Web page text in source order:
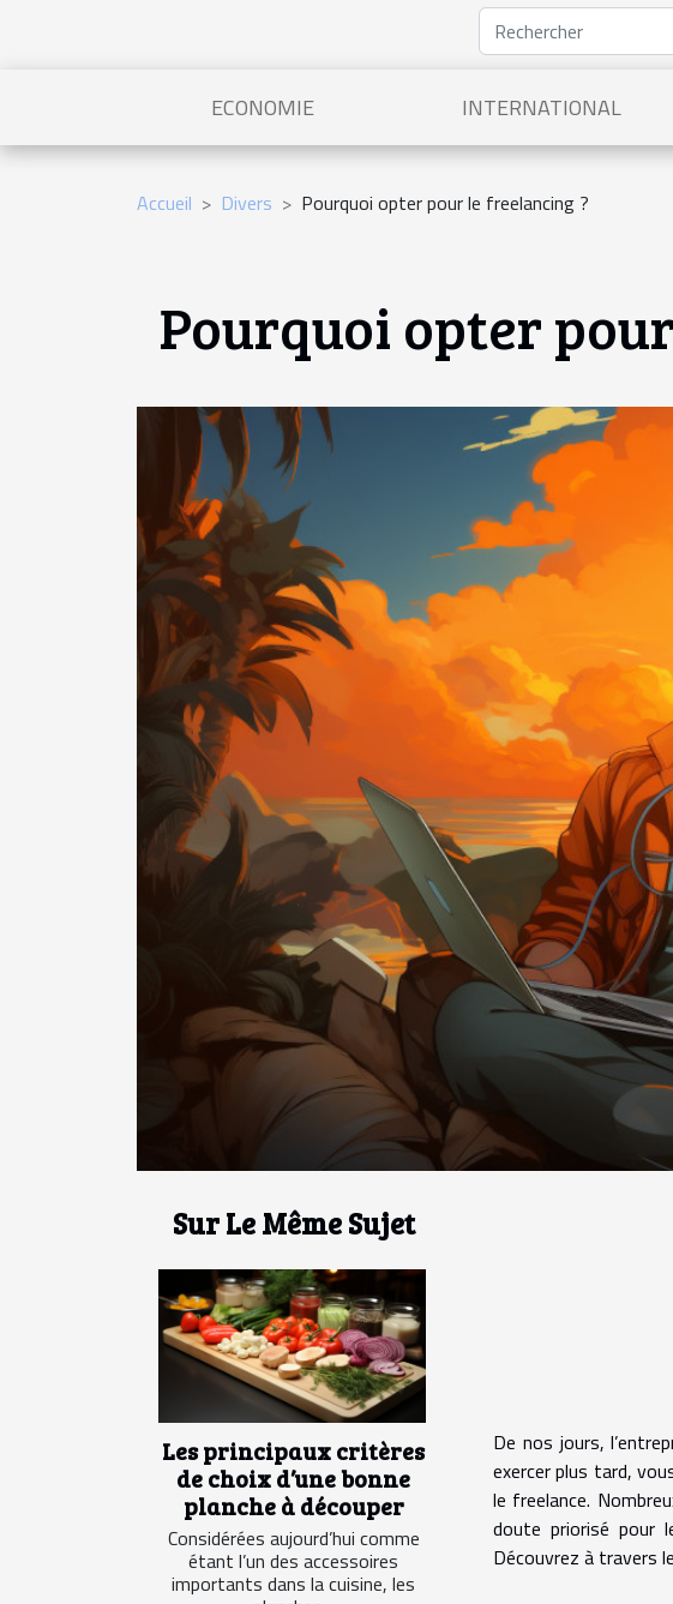
ECONOMIE INTERNATIONAL
Accueil Divers Pourquoi opter pour le freelancing ?
Pourquoi opter
Sur Le Même Sujet
Les principaux critères
de choix d’une bonne
planche à découper
Considérées aujourd’hui comme
étant l’un des accessoires
importants dans la cuisine, les
De nos jours,
exercer plus tard,
le freelance.
doute priorisé pour
Découvrez à travers